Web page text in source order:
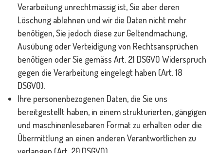
Verarbeitung unrechtmässig ist, Sie aber deren
Löschung ablehnen und wir die Daten nicht mehr
benötigen, Sie jedoch diese zur Geltendmachung,
Ausübung oder Verteidigung von Rechtsansprüchen
benötigen oder Sie gemäss Art. 21 DSGVO Widerspruch
gegen die Verarbeitung eingelegt haben (Art. 18
DSGVO).
Ihre personenbezogenen Daten, die Sie uns
bereitgestellt haben, in einem strukturierten, gängigen
und maschinenlesebaren Format zu erhalten oder die
Übermittlung an einen anderen Verantwortlichen zu